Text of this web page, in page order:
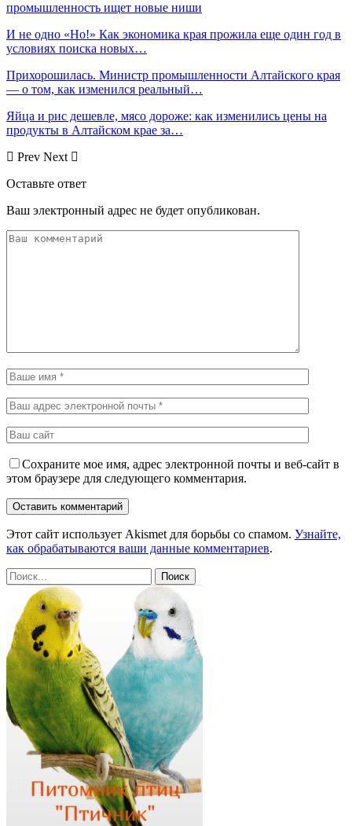
промышленность ищет новые ниши
И не одно «Но!» Как экономика края прожила еще один год в
условиях поиска новых…
Прихорошилась. Министр промышленности Алтайского края
— о том, как изменился реальный…
Яйца и рис дешевле, мясо дороже: как изменились цены на
продукты в Алтайском крае за…
Prev Next
Оставьте ответ
Ваш электронный адрес не будет опубликован.
Сохраните мое имя, адрес электронной почты и веб-сайт в
этом браузере для следующего комментария.
Этот сайт использует Akismet для борьбы со спамом. Узнайте,
как обрабатываются ваши данные комментариев.